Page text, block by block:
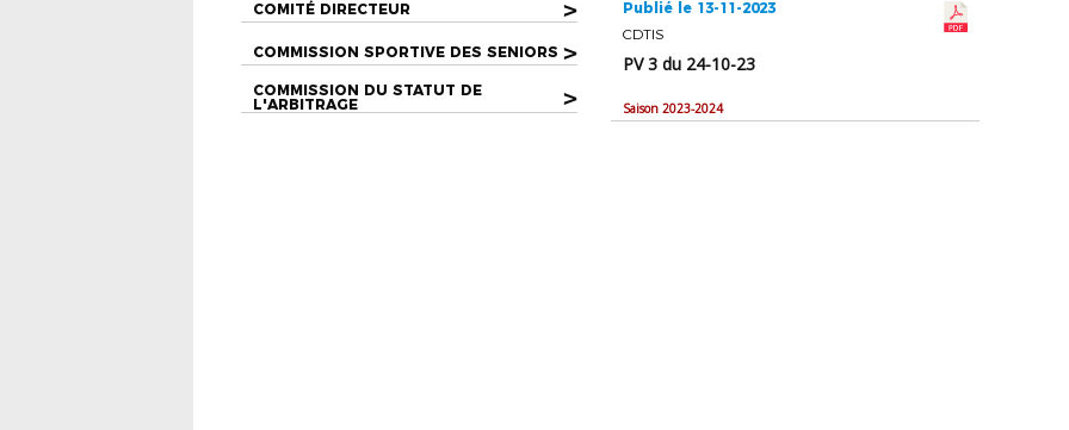
COMITÉ DIRECTEUR >
COMMISSION SPORTIVE DES SENIORS >
COMMISSION DU STATUT DE
L'ARBITRAGE
>
Publié le 13-11-2023
CDTIS
PV 3 du 24-10-23
Saison 2023-2024